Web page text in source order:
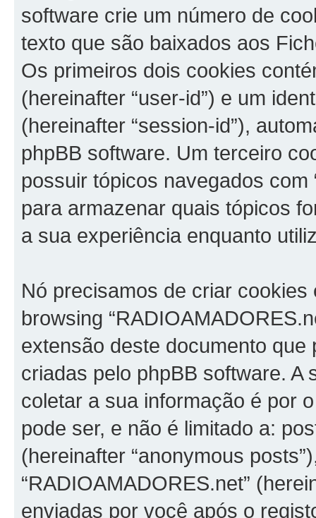
software crie um número de
texto que são baixados aos
Os primeiros dois cookies
(hereinafter “user-id”) e um
(hereinafter “session-id”),
phpBB software. Um terceiro
possuir tópicos navegados com
para armazenar quais tópicos
a sua experiência enquanto
Nó precisamos de criar
browsing
extensão deste documento
criadas pelo phpBB software. A
coletar a sua informação é por
pode ser, e não é limitado a:
(hereinafter “anonymous
“RADIOAMADORES.net”
enviadas por você após o